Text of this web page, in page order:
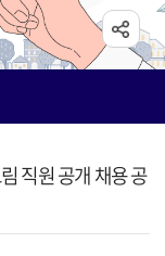
직원 공개 채용 공